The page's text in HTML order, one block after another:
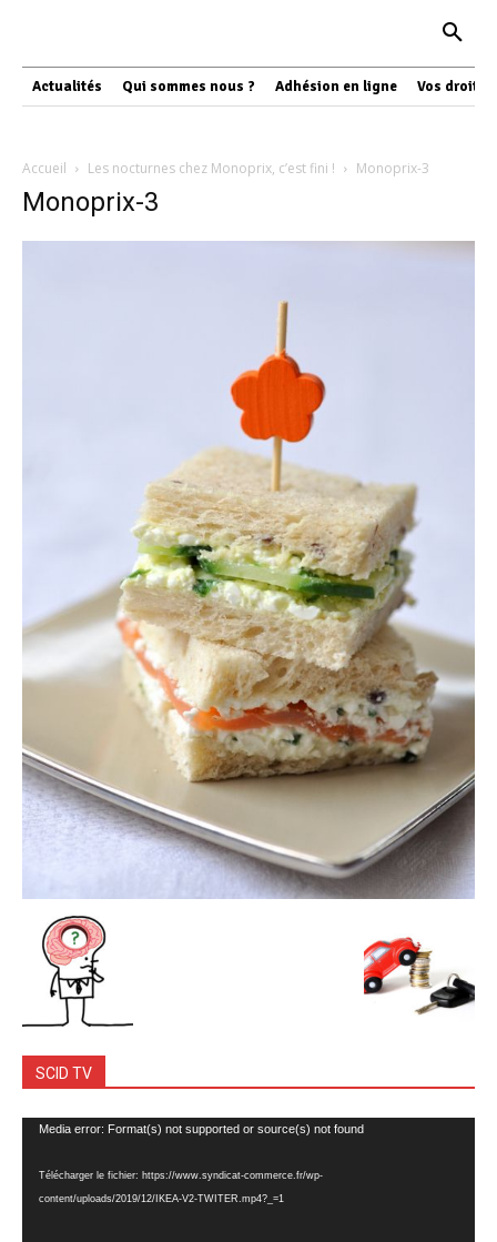
Actualités Qui sommes nous ? Adhésion en ligne Vos droits
Accueil Les nocturnes chez Monoprix, c’est fini ! Monoprix-3
Monoprix-3
SCID TV
Lecteur
Media error: Format(s) not supported or source(s) not found
Télécharger le fichier: https://www.syndicat-commerce.fr/wp-
content/uploads/2019/12/IKEA-V2-TWITER.mp4?_=1